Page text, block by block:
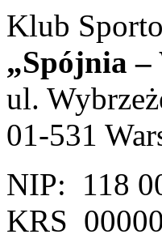
Klub
„Spójnia –
ul.
01-531
NIP: 118
KRS